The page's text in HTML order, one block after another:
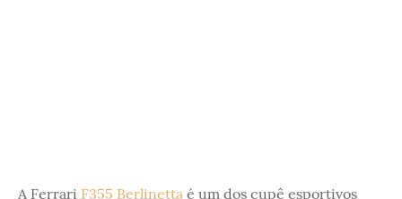
A Ferrari F355 Berlinetta é um dos cupê esportivos